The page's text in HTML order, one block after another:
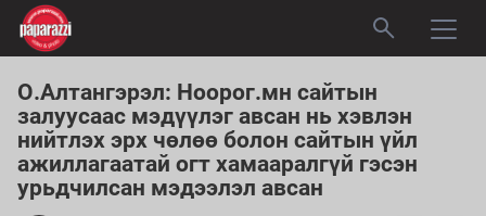
О.Алтангэрэл: Ноорог.мн сайтын
залуусаас мэдүүлэг авсан нь хэвлэн
нийтлэх эрх чөлөө болон сайтын үйл
ажиллагаатай огт хамааралгүй гэсэн
урьдчилсан мэдээлэл авсан